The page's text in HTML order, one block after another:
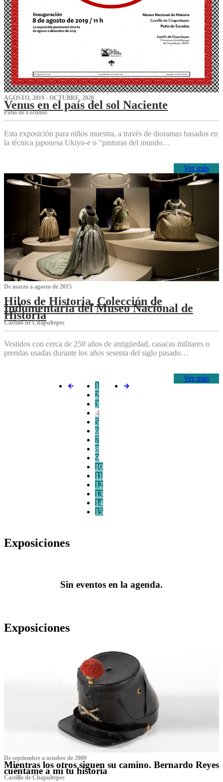
AGOSTO, 2019 - OCTUBRE, 2020
Venus en el país del sol Naciente
P‌atio de Escudos
Esta exposición para niños muestra, a través de dioramas basados en
la técnica japonesa Ukiyo-e o "pinturas del mundo…
Ver más
De marzo a agosto de 2015
Hilos de Historia, Colección de
Indumentaria del Museo Nacional de
Historia
Castillo de Chapultepec
Vestidos con cerca de 250 años de antigüedad, casacas militares o
prendas usadas durante los años sesenta del siglo pasado…
Ver más
1
2
3
4
5
6
7
8
9
10
11
12
13
14
15
Exposiciones
Sin eventos en la agenda.
Exposiciones
De septiembre a octubre de 2009
Mientras los otros siguen su camino. Bernardo Reyes
cuéntame a mí tu historia
Castillo de Chapultepec